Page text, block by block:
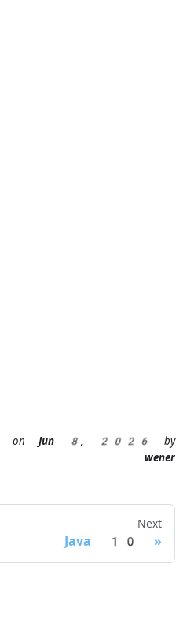
on Jun 8, 2026
by
wener
Next
Java 10